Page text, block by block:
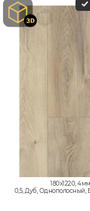
180x1220, 4мм
0,5, Дуб, Однополосный,